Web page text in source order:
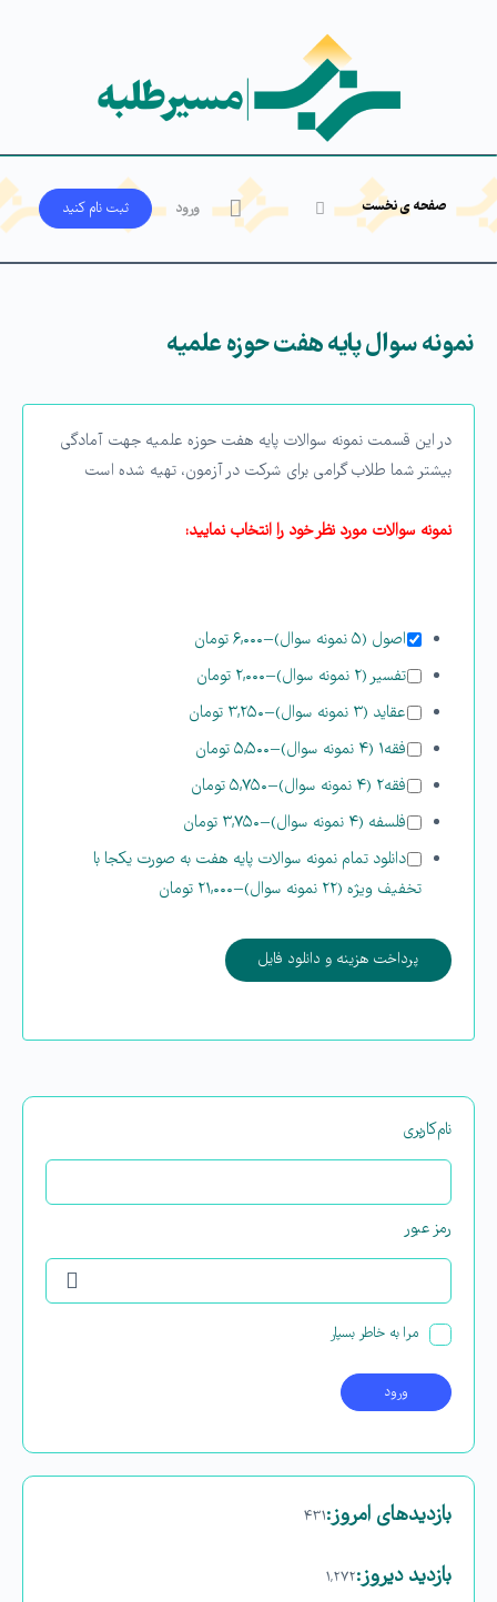
صفحه ی نخست ورود ثبت‌ نام کنید
نمونه سوال پایه هفت حوزه علمیه
در این قسمت نمونه سوالات پایه هفت حوزه علمیه جهت آمادگی
بیشتر شما طلاب گرامی برای شرکت در آزمون، تهیه شده است
نمونه سوالات مورد نظر خود را انتخاب نمایید:
اصول (۵ نمونه سوال) –۶,۰۰۰ تومان
تفسیر (۲ نمونه سوال)
–۲,۰۰۰ تومان
عقاید (۳ نمونه سوال)
–۳,۲۵۰ تومان
فقه۱ (۴ نمونه سوال)
–۵,۵۰۰ تومان
فقه۲ (۴ نمونه سوال)
–۵,۷۵۰ تومان
فلسفه (۴ نمونه سوال)
–۳,۷۵۰ تومان
دانلود تمام نمونه سوالات پایه هفت به صورت یکجا با
تخفیف ویژه (۲۲ نمونه سوال)
–۲۱,۰۰۰ تومان
پرداخت هزینه و دانلود فایل
نام‌کاربری
رمز عبور
مرا به خاطر بسپار
بازدیدهای امروز:۴۳۱
بازدید دیروز:۱,۲۷۲